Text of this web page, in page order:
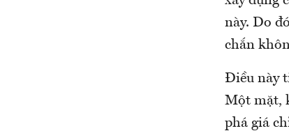
này. Do
chắn
Điều này
Một mặt,
phá giá